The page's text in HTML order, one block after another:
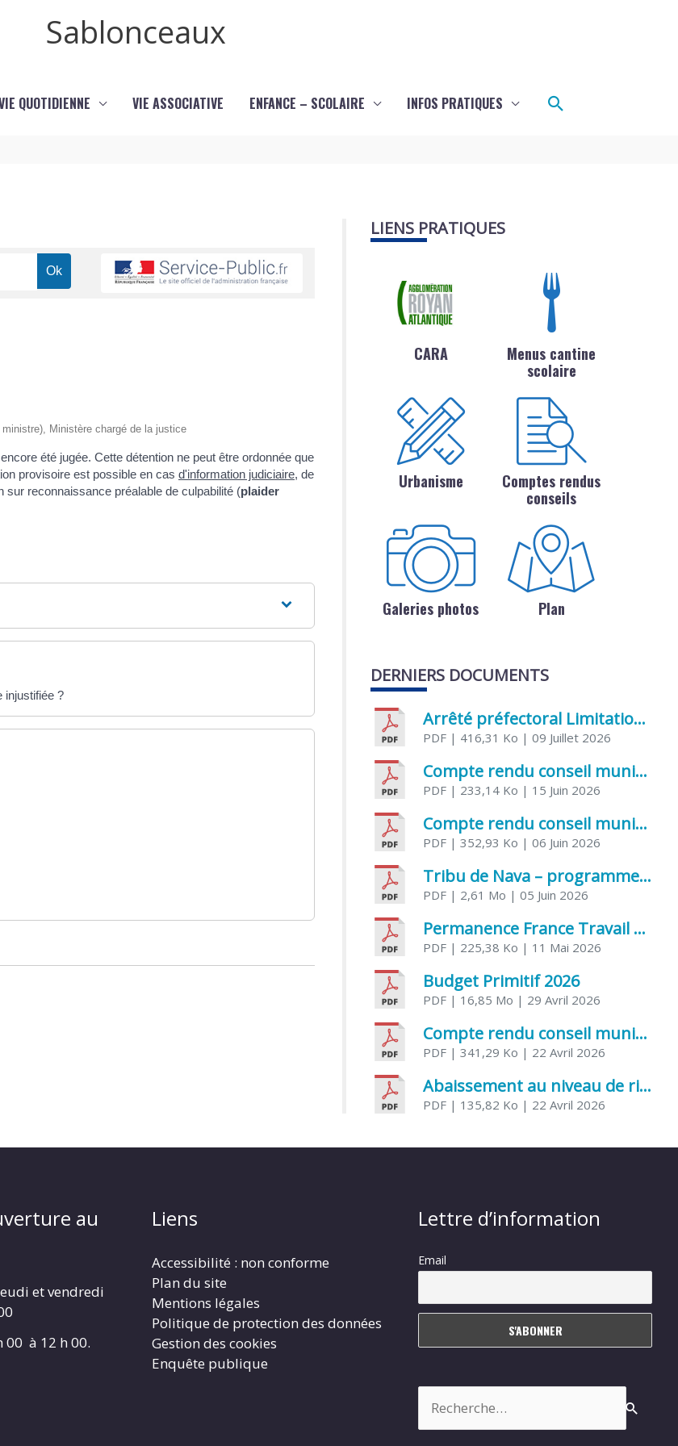
Sablonceaux
QUOTIDIENNE VIE ASSOCIATIVE ENFANCE – SCOLAIRE INFOS PRATIQUES Rechercher
Ministère chargé de la justice
été jugée. Cette détention ne peut être ordonnée que
provisoire est possible en cas d'information judiciaire, de
sur reconnaissance préalable de culpabilité (plaider
injustifiée ?
LIENS PRATIQUES
CARA
Menus cantine
scolaire
Urbanisme
Comptes rendus
conseils
Galeries photos Plan
DERNIERS DOCUMENTS
Arrêté préfectoral Limitation provisoire des usages de l’eau
PDF | 416,31 Ko | 09 Juillet 2026
Compte rendu conseil municipal 5 juin 2026 sénatoriale
PDF | 233,14 Ko | 15 Juin 2026
Compte rendu conseil municipal – 21 avril 2026
PDF | 352,93 Ko | 06 Juin 2026
Tribu de Nava – programme et inscriptions été 2026
PDF | 2,61 Mo | 05 Juin 2026
Permanence France Travail au CCAS de Saujon Juin 2026
PDF | 225,38 Ko | 11 Mai 2026
Budget Primitif 2026
PDF | 16,85 Mo | 29 Avril 2026
Compte rendu conseil municipal – 7 avril 2026
PDF | 341,29 Ko | 22 Avril 2026
Abaissement au niveau de risque modéré de l’Influenza aviaire
PDF | 135,82 Ko | 22 Avril 2026
au
et vendredi
00 à 12 h 00.
Liens
Accessibilité : non conforme
Plan du site
Mentions légales
Politique de protection des données
Gestion des cookies
Enquête publique
Lettre d’information
Email